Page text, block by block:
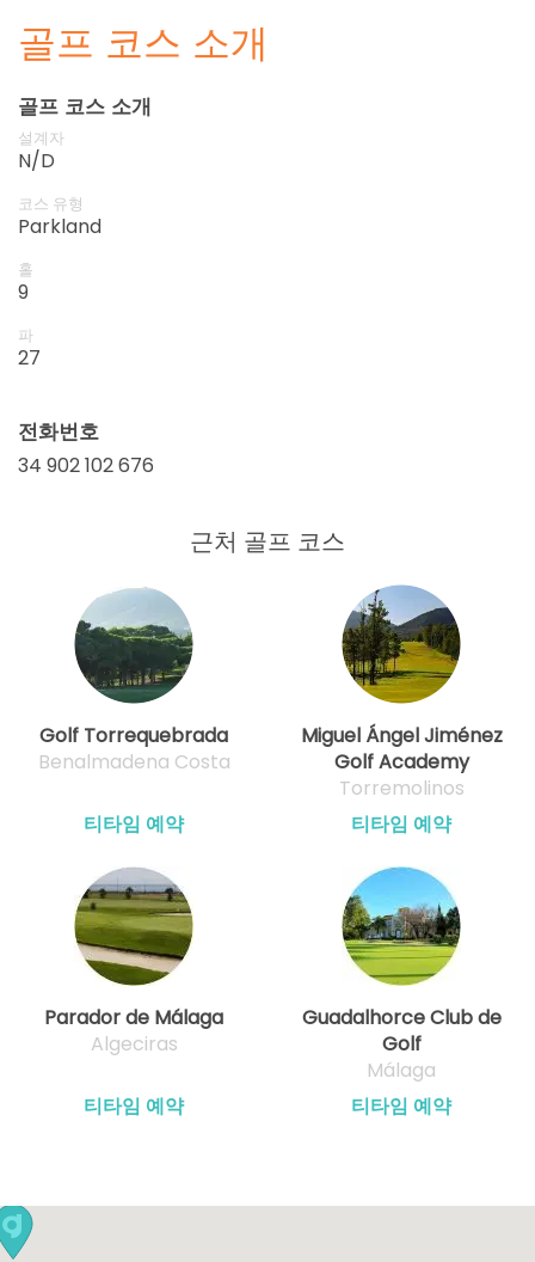
골프 코스 소개
골프 코스 소개
설계자
N/D
코스 유형
Parkland
홀
9
파
27
전화번호
34 902 102 676
근처 골프 코스
Golf Torrequebrada
Benalmadena Costa
티타임 예약
Miguel Ángel Jiménez
Golf Academy
Torremolinos
티타임 예약
Parador de Málaga
Algeciras
티타임 예약
Guadalhorce Club de
Golf
Málaga
티타임 예약